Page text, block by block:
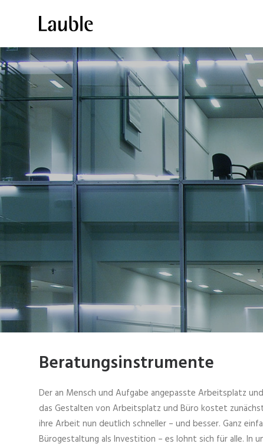
Beratungsinstrumente
Der an Mensch und Aufgabe angepasste Arbeitsplatz
das Gestalten von Arbeitsplatz und Büro kostet
ihre Arbeit nun deutlich schneller – und besser. Ganz
Bürogestaltung als Investition – es lohnt sich für alle. In